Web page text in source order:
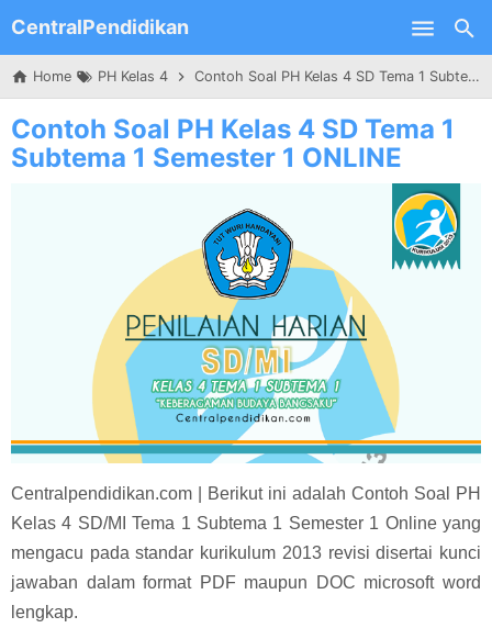
Skip to main content
CentralPendidikan
Home PH Kelas 4 Contoh Soal PH Kelas 4 SD Tema 1 Subtema 1 Semester 1 ONLINE
Contoh Soal PH Kelas 4 SD Tema 1
Subtema 1 Semester 1 ONLINE
Centralpendidikan.com | Berikut ini adalah Contoh Soal PH
Kelas 4 SD/MI Tema 1 Subtema 1 Semester 1 Online yang
mengacu pada standar kurikulum 2013 revisi disertai kunci
jawaban dalam format PDF maupun DOC microsoft word
lengkap.